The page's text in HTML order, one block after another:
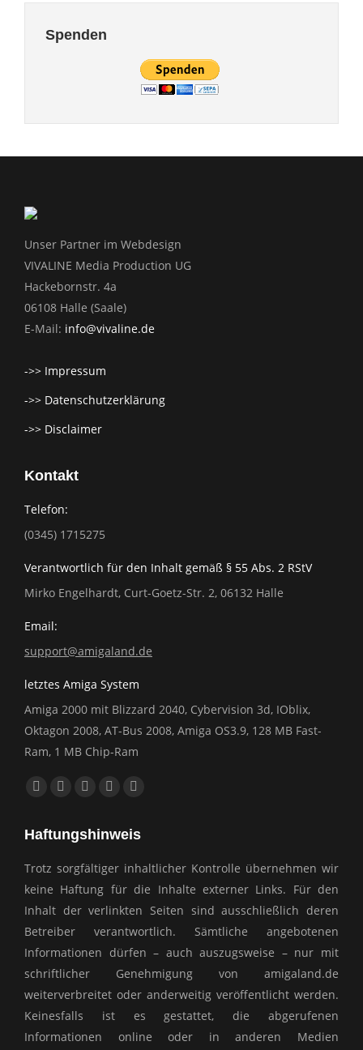
Spenden
Unser Partner im Webdesign
VIVALINE Media Production UG
Hackebornstr. 4a
06108 Halle (Saale)
E-Mail: info@vivaline.de
->> Impressum
->> Datenschutzerklärung
->> Disclaimer
Kontakt
Telefon:
(0345) 1715275
Verantwortlich für den Inhalt gemäß § 55 Abs. 2 RStV
Mirko Engelhardt, Curt-Goetz-Str. 2, 06132 Halle
Email:
support@amigaland.de
letztes Amiga System
Amiga 2000 mit Blizzard 2040, Cybervision 3d, IOblix,
Oktagon 2008, AT-Bus 2008, Amiga OS3.9, 128 MB Fast-
Ram, 1 MB Chip-Ram
Finden Sie uns auf:
Facebook
opens
YouTube
opens
new
window
E-
page
new
Website
opens
Whatsapp
opens
Haftungshinweis
Trotz sorgfältiger inhaltlicher Kontrolle übernehmen wir
keine Haftung für die Inhalte externer Links. Für den
Inhalt der verlinkten Seiten sind ausschließlich deren
Betreiber verantwortlich. Sämtliche angebotenen
Informationen dürfen – auch auszugsweise – nur mit
schriftlicher Genehmigung von amigaland.de
weiterverbreitet oder anderweitig veröffentlicht werden.
Keinesfalls ist es gestattet, die abgerufenen
Informationen online oder in anderen Medien